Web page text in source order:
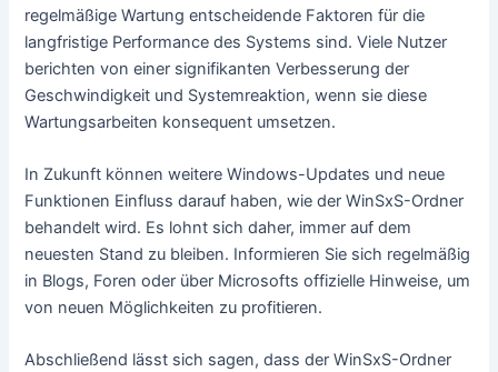
regelmäßige Wartung entscheidende Faktoren für die
langfristige Performance des Systems sind. Viele Nutzer
berichten von einer signifikanten Verbesserung der
Geschwindigkeit und Systemreaktion, wenn sie diese
Wartungsarbeiten konsequent umsetzen.
In Zukunft können weitere Windows-Updates und neue
Funktionen Einfluss darauf haben, wie der WinSxS-Ordner
behandelt wird. Es lohnt sich daher, immer auf dem
neuesten Stand zu bleiben. Informieren Sie sich regelmäßig
in Blogs, Foren oder über Microsofts offizielle Hinweise, um
von neuen Möglichkeiten zu profitieren.
Abschließend lässt sich sagen, dass der WinSxS-Ordner